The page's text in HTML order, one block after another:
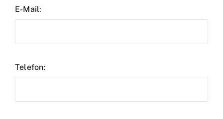
E-Mail:
Telefon: